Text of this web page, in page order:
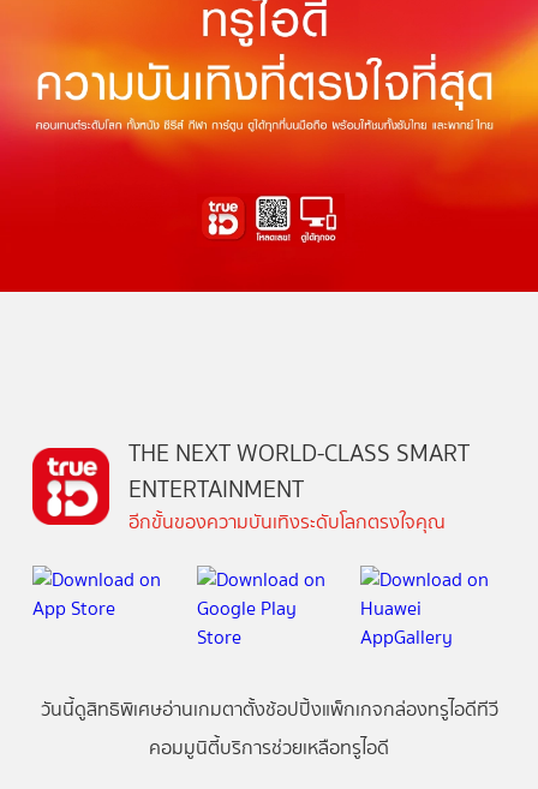
THE NEXT WORLD-CLASS SMART
ENTERTAINMENT
อีกขั้นของความบันเทิงระดับโลกตรงใจคุณ
วันนี้ดูสิทธิพิเศษอ่านเกมตาตั้งช้อปปิ้งแพ็กเกจกล่องทรูไอดีทีวี
คอมมูนิตี้บริการช่วยเหลือทรูไอดี